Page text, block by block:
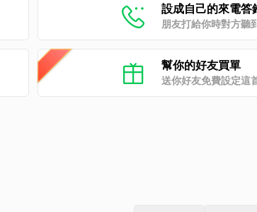
設成自己的來電答
朋友打給你時對方聽
幫你的好友買單
送你好友免費設定這